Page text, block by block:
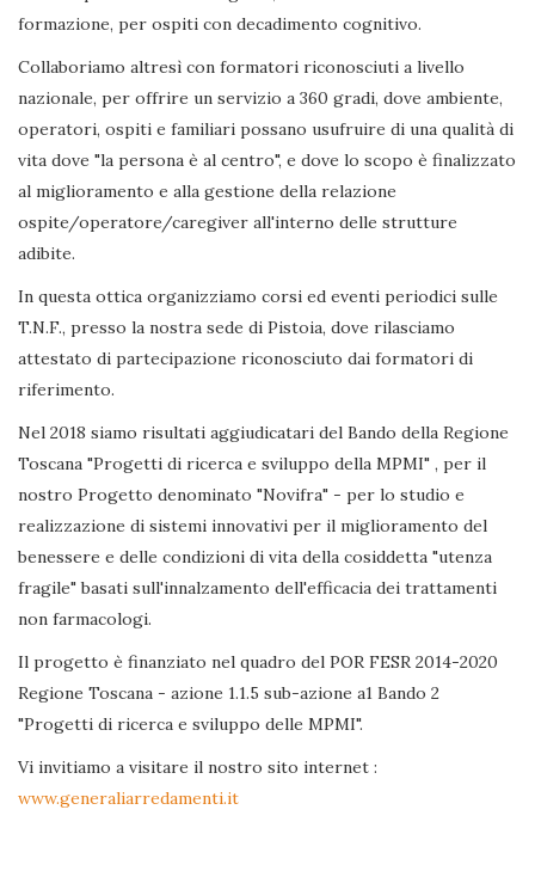
formazione, per ospiti con decadimento cognitivo.
Collaboriamo altresì con formatori riconosciuti a livello
nazionale, per offrire un servizio a 360 gradi, dove ambiente,
operatori, ospiti e familiari possano usufruire di una qualità di
vita dove "la persona è al centro", e dove lo scopo è finalizzato
al miglioramento e alla gestione della relazione
ospite/operatore/caregiver all'interno delle strutture
adibite.
In questa ottica organizziamo corsi ed eventi periodici sulle
T.N.F., presso la nostra sede di Pistoia, dove rilasciamo
attestato di partecipazione riconosciuto dai formatori di
riferimento.
Nel 2018 siamo risultati aggiudicatari del Bando della Regione
Toscana "Progetti di ricerca e sviluppo della MPMI" , per il
nostro Progetto denominato "Novifra" - per lo studio e
realizzazione di sistemi innovativi per il miglioramento del
benessere e delle condizioni di vita della cosiddetta "utenza
fragile" basati sull'innalzamento dell'efficacia dei trattamenti
non farmacologi.
Il progetto è finanziato nel quadro del POR FESR 2014-2020
Regione Toscana - azione 1.1.5 sub-azione a1 Bando 2
"Progetti di ricerca e sviluppo delle MPMI".
Vi invitiamo a visitare il nostro sito internet :
www.generaliarredamenti.it